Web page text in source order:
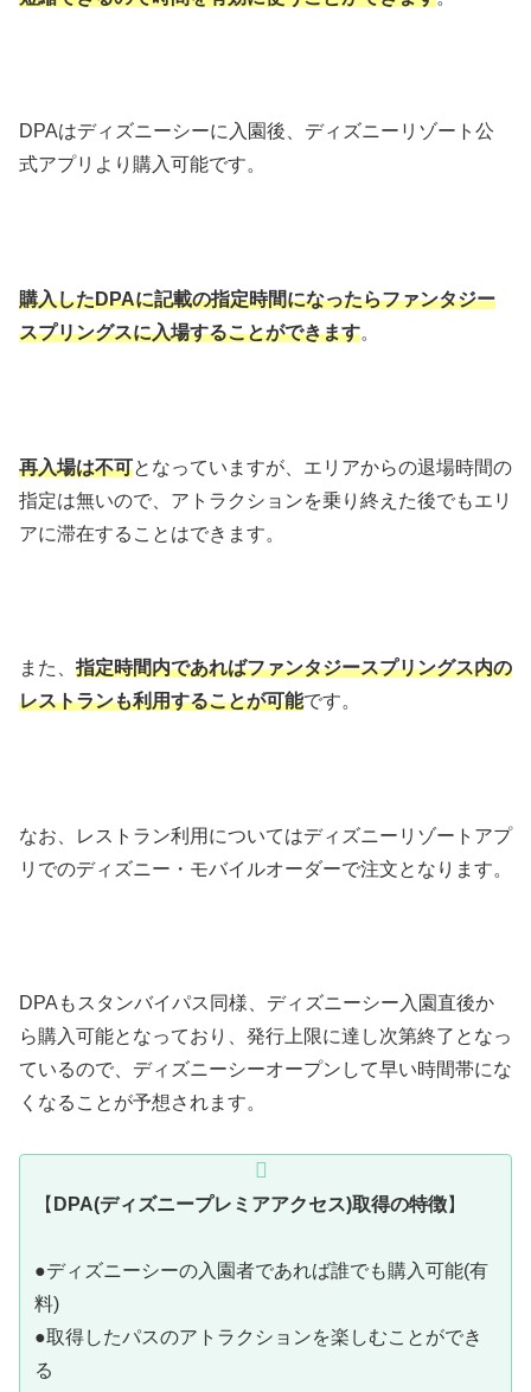
DPAはディズニーシーに入園後、ディズニーリゾート公
式アプリより購入可能です。
購入したDPAに記載の指定時間になったらファンタジー
スプリングスに入場することができます。
再入場は不可となっていますが、エリアからの退場時間の
指定は無いので、アトラクションを乗り終えた後でもエリ
アに滞在することはできます。
また、 指定時間内であればファンタジースプリングス内の
レストランも利用することが可能です。
なお、レストラン利用についてはディズニーリゾートアプ
リでのディズニー・モバイルオーダーで注文となります。
DPAもスタンバイパス同様、ディズニーシー入園直後か
ら購入可能となっており、発行上限に達し次第終了となっ
ているので、ディズニーシーオープンして早い時間帯にな
くなることが予想されます。
【 DPA(ディズニープレミアアクセス)取得の特徴】
●ディズニーシーの入園者であれば誰でも購入可能(有
料)
●取得したパスのアトラクションを楽しむことができ
る